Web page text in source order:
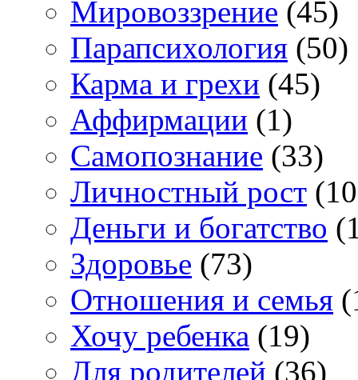
Мировоззрение (45)
Парапсихология (50)
Карма и грехи (45)
Аффирмации (1)
Самопознание (33)
Личностный рост
Деньги и богатство
Здоровье (73)
Отношения и семья
Хочу ребенка (19)
Для родителей (36)